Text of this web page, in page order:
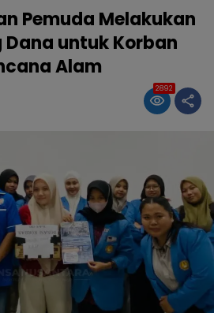
Pemuda Melakukan
Dana untuk Korban
Alam
2892